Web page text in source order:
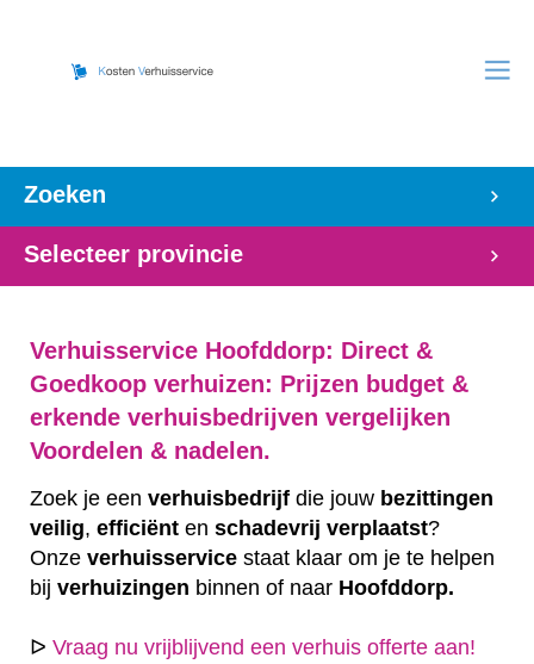
Zoeken
Selecteer provincie
Verhuisservice Hoofddorp: Direct &
Goedkoop verhuizen: Prijzen budget &
erkende verhuisbedrijven vergelijken
Voordelen & nadelen.
Zoek je een verhuisbedrijf die jouw bezittingen
veilig, efficiënt en schadevrij verplaatst?
Onze verhuisservice staat klaar om je te helpen
bij verhuizingen binnen of naar Hoofddorp.
ᐅ Vraag nu vrijblijvend een verhuis offerte aan!